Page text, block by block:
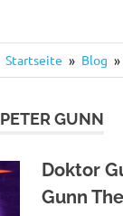
Startseite Blog
PETER GUNN
Doktor
Gunn